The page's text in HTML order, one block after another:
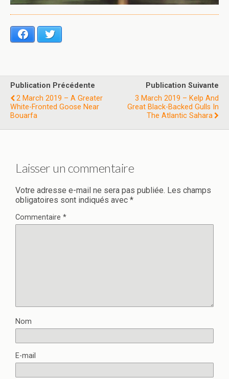
Facebook
Publication Précédente
2 March 2019 – A Greater
White-Fronted Goose Near
Bouarfa
Publication Suivante
3 March 2019 – Kelp And
Great Black-Backed Gulls In
The Atlantic Sahara
Laisser un commentaire
Votre adresse e-mail ne sera pas publiée. Les champs
obligatoires sont indiqués avec *
Commentaire *
Nom
E-mail